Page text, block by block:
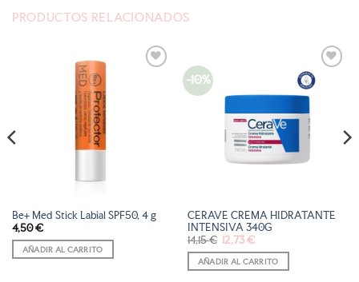
PRODUCTOS RELACIONADOS
Be+ Med Stick Labial SPF50, 4 g
4,50€
AÑADIR AL CARRITO
-10%
AÑADIR
A LA
DE
DESEOS
CERAVE CREMA HIDRATANTE
INTENSIVA 340G
14,15€ El
precio
original
era:
14,15 €.
12,73€El
actual
es:
12,73 €.
AÑADIR AL CARRITO